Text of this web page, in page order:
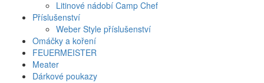
Litinové nádobí Camp Chef
Příslušenství
Weber Style příslušenství
Omáčky a koření
FEUERMEISTER
Meater
Dárkové poukazy